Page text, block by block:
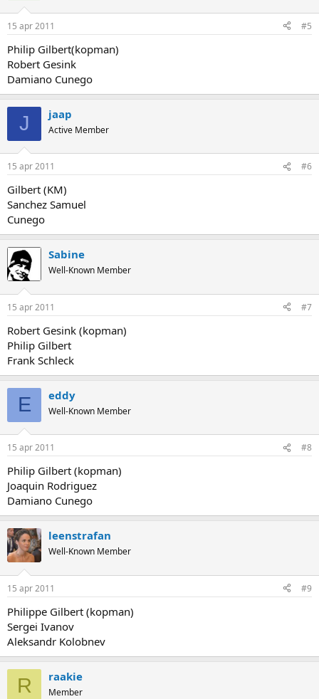
15 apr 2011 #5
Philip Gilbert(kopman)
Robert Gesink
Damiano Cunego
J jaap
Active Member
15 apr 2011 #6
Gilbert (KM)
Sanchez Samuel
Cunego
Sabine
Well-Known Member
15 apr 2011 #7
Robert Gesink (kopman)
Philip Gilbert
Frank Schleck
E eddy
Well-Known Member
15 apr 2011 #8
Philip Gilbert (kopman)
Joaquin Rodriguez
Damiano Cunego
leenstrafan
Well-Known Member
15 apr 2011 #9
Philippe Gilbert (kopman)
Sergei Ivanov
Aleksandr Kolobnev
R raakie
Member